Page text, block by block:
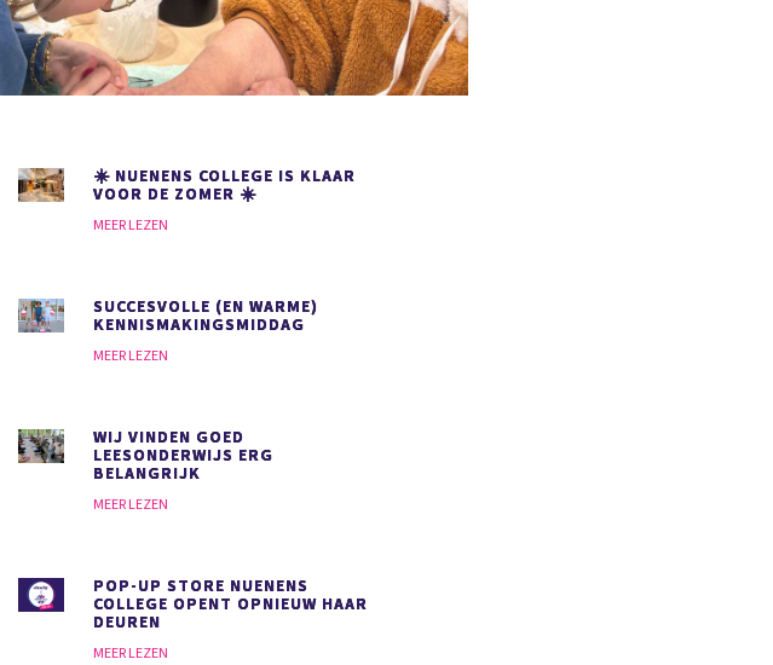
☀️ NUENENS COLLEGE IS KLAAR
VOOR DE ZOMER ☀️
MEER LEZEN
SUCCESVOLLE (EN WARME)
KENNISMAKINGSMIDDAG
MEER LEZEN
WIJ VINDEN GOED
LEESONDERWIJS ERG
BELANGRIJK
MEER LEZEN
POP-UP STORE NUENENS
COLLEGE OPENT OPNIEUW HAAR
DEUREN
MEER LEZEN